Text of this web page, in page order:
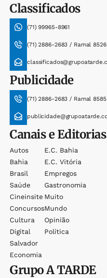
Classificados
(71) 99965-8961
(71) 2886-2683 / Ramal 8526
Publicidade
(71) 2886-2683 / Ramal
Canais e Editorias
Autos
Bahia
Brasil
Saúde
Cineinsite
Concursos
Cultura
Digital
Salvador
Economia
E.c. Bahia
E.c. Vitória
Empregos
Gastronomia
Muito
Mundo
Opinião
Política
GrupoA TARDE